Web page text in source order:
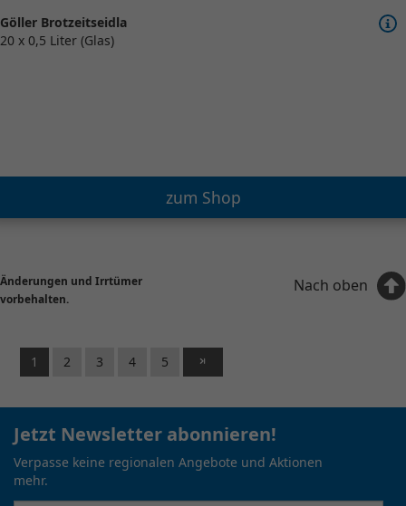
Göller Brotzeitseidla
20 x 0,5 Liter (Glas)
zum Shop
Änderungen und Irrtümer
vorbehalten.
Nach oben
1 2 3 4 5
Jetzt Newsletter abonnieren!
Verpasse keine regionalen Angebote und Aktionen
mehr.